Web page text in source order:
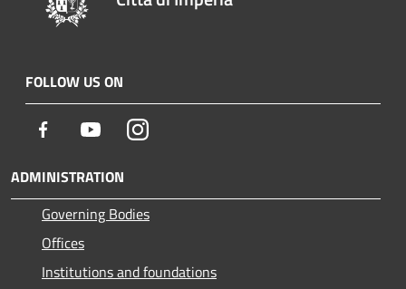
FOLLOW US ON
Facebook YoutubeInstagram
ADMINISTRATION
Governing Bodies
Offices
Institutions and foundations